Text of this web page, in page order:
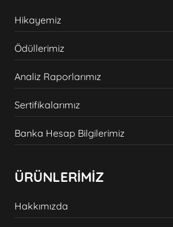
Hikayemiz
Ödüllerimiz
Analiz Raporlarımız
Sertifikalarımız
Banka Hesap Bilgilerimiz
ÜRÜNLERİMİZ
Hakkımızda